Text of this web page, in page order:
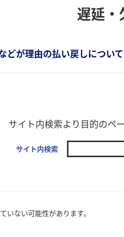
遅延・
どが理由の払い戻しについて
サイト内検索より目的のペ
サイト内検索
いない可能性があります。